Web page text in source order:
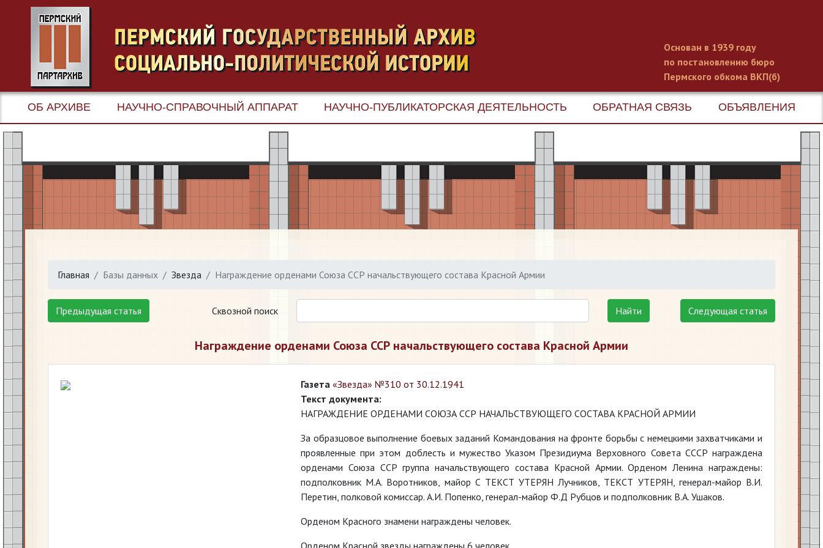
Основан в 1939 году
по постановлению бюро
Пермского обкома ВКП(б)
ОБ АРХИВЕ НАУЧНО-СПРАВОЧНЫЙ АППАРАТ НАУЧНО-ПУБЛИКАТОРСКАЯ ДЕЯТЕЛЬНОСТЬ ОБРАТНАЯ СВЯЗЬ ОБЪЯВЛЕНИЯ
Главная Базы данных Звезда Награждение орденами Союза ССР начальствующего состава Красной Армии
Предыдущая статья Сквозной поиск Найти Следующая статья
Награждение орденами Союза ССР начальствующего состава Красной Армии
Газета «Звезда» №310 от 30.12.1941
Текст документа:
НАГРАЖДЕНИЕ ОРДЕНАМИ СОЮЗА ССР НАЧАЛЬСТВУЮЩЕГО СОСТАВА КРАСНОЙ АРМИИ
За образцовое выполнение боевых заданий Командования на фронте борьбы с немецкими захватчиками и
проявленные при этом доблесть и мужество Указом Президиума Верховного Совета СССР награждена
орденами Союза ССР группа начальствующего состава Красной Армии. Орденом Ленина награждены:
подполковник М.А. Воротников, майор С ТЕКСТ УТЕРЯН Лучников, ТЕКСТ УТЕРЯН, генерал-майор В.И.
Перетин, полковой комиссар. А.И. Попенко, генерал-майор Ф.Д Рубцов и подполковник В.А. Ушаков.
Орденом Красного знамени награждены человек.
Орденом Красной звезды награждены 6 человек.